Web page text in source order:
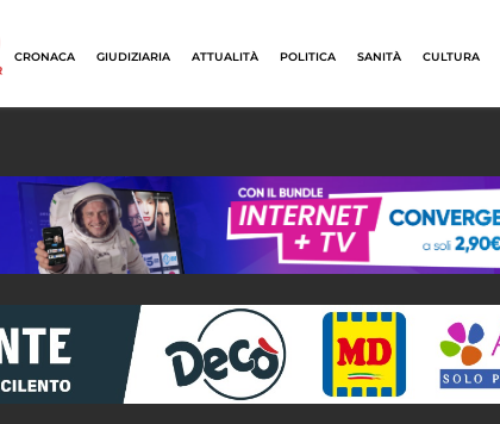
CRONACA GIUDIZIARIA ATTUALITÀ POLITICA SANITÀ CULTURA